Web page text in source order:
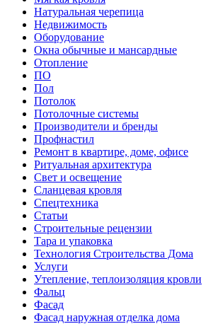
Натуральная черепица
Недвижимость
Оборудование
Окна обычные и мансардные
Отопление
ПО
Пол
Потолок
Потолочные системы
Производители и бренды
Профнастил
Ремонт в квартире, доме, офисе
Ритуальная архитектура
Свет и освещение
Сланцевая кровля
Спецтехника
Статьи
Строительные рецензии
Тара и упаковка
Технология Строительства Дома
Услуги
Утепление, теплоизоляция кровли
Фальц
Фасад
Фасад наружная отделка дома